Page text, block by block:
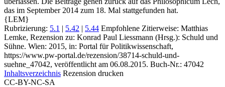
das im September 2014 zum 18. Mal stattgefunden hat.
{LEM}
Rubrizierung: 5.1 | 5.42 | 5.44 Empfohlene Zitierweise: Matthias
Lemke, Rezension zu: Konrad Paul Liessmann (Hrsg.): Schuld und
Sühne. Wien: 2015, in: Portal für Politikwissenschaft,
https://www.pw-portal.de/rezension/38714-schuld-und-
suehne_47042, veröffentlicht am 06.08.2015. Buch-Nr.: 47042
Inhaltsverzeichnis Rezension drucken
CC-BY-NC-SA